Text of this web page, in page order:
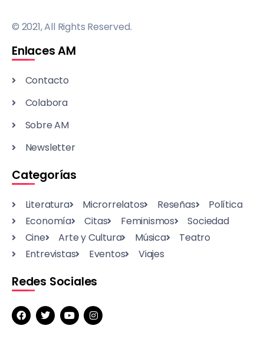
© 2021, All Rights Reserved.
Enlaces AM
Contacto
Colabora
Sobre AM
Newsletter
Categorías
Literatura Microrrelatos Reseñas
Política
Economía
Citas Feminismos
Sociedad
Cine
Arte y Cultura Música
Teatro
Entrevistas
Eventos Viajes
Redes Sociales